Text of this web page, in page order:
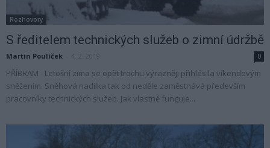
Rozhovory
S ředitelem technických služeb o zimní údržbě
Martin Poulíček 0
PŘÍBRAM - Letošní zima se opět trochu výrazněji přihlásila víkendovým
sněžením. Sněhová nadílka tak od neděle zaměstnává především
pracovníky technických služeb. Jak vlastně funguje...